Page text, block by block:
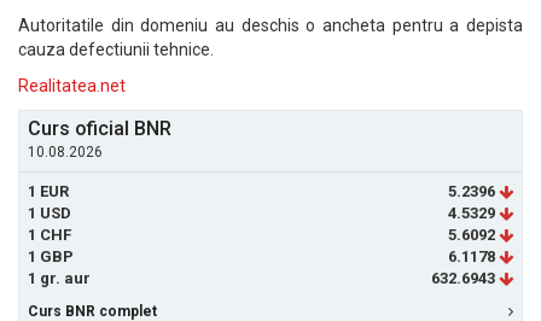
Autoritatile din domeniu au deschis o ancheta pentru a depista
cauza defectiunii tehnice.
Realitatea.net
Curs oficial BNR
10.08.2026
1 EUR
5.2396
1 USD
4.5329
1 CHF
5.6092
1 GBP
6.1178
1 gr. aur
632.6943
Curs BNR complet